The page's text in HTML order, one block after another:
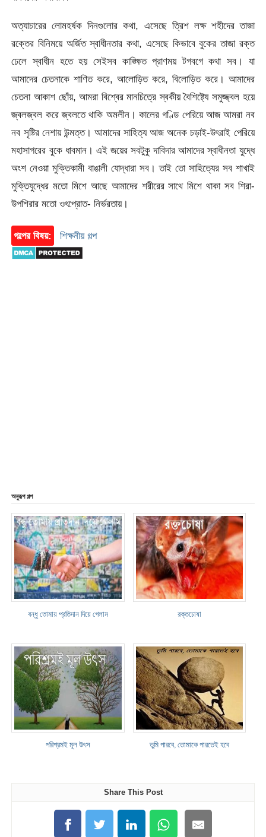
অত্যাচারের লোমহর্ষক দিনগুলোর কথা, এসেছে ত্রিশ লক্ষ শহীদের তাজা
রক্তের বিনিময়ে অর্জিত স্বাধীনতার কথা, এসেছে কিভাবে বুকের তাজা রক্ত
ঢেলে স্বাধীন হতে হয় সেইসব কাঙ্ক্ষিত প্রাণময় টগবগে কথা সব। যা
আমাদের চেতনাকে শাণিত করে, আলোড়িত করে, বিলোড়িত করে। আমাদের
চেতনা আকাশ ছোঁয়, আমরা বিশ্বের মানচিত্রে স্বকীয় বৈশিষ্ট্যে সমুজ্জ্বল হয়ে
জ্বলজ্বল করে জ্বলতে থাকি অমলীন। কালের গণ্ডি পেরিয়ে আজ আমরা নব
নব সৃষ্টির নেশায় উন্মত্ত। আমাদের সাহিত্য আজ অনেক চড়াই-উৎরাই পেরিয়ে
মহাসাগরের বুকে ধাবমান। এই জয়ের সবটুকু দাবিদার আমাদের স্বাধীনতা যুদ্ধে
অংশ নেওয়া মুক্তিকামী বাঙালী যোদ্ধারা সব। তাই তো সাহিত্যের সব শাখাই
মুক্তিযুদ্ধের মতো মিশে আছে আমাদের শরীরের সাথে মিশে থাকা সব শিরা-
উপশিরার মতো ওৎপ্রোত- নির্ভরতায়।
গল্পের বিষয়: শিক্ষনীয় গল্প
অনুরূপ গল্প
বন্ধু তোমায় প্রতিদান দিয়ে গেলাম রক্তচোষা
পরিশ্রমই মূল উৎস তুমি পারবে, তোমাকে পারতেই হবে
Share This Post